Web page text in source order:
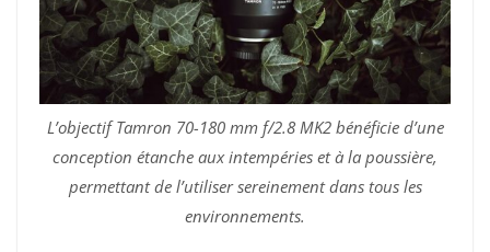
L’objectif Tamron 70-180 mm f/2.8 MK2 bénéficie d’une
conception étanche aux intempéries et à la poussière,
permettant de l’utiliser sereinement dans tous les
environnements.